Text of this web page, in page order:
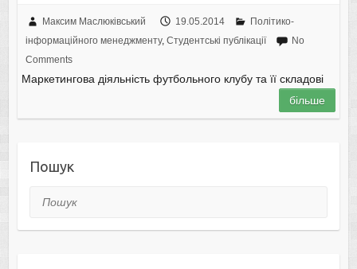
Максим Маслюківський 19.05.2014
Політико-
інформаційного менеджменту, Студентські публікації
No
Comments
Маркетингова діяльність футбольного клубу та її складові
більше
Пошук
Пошук